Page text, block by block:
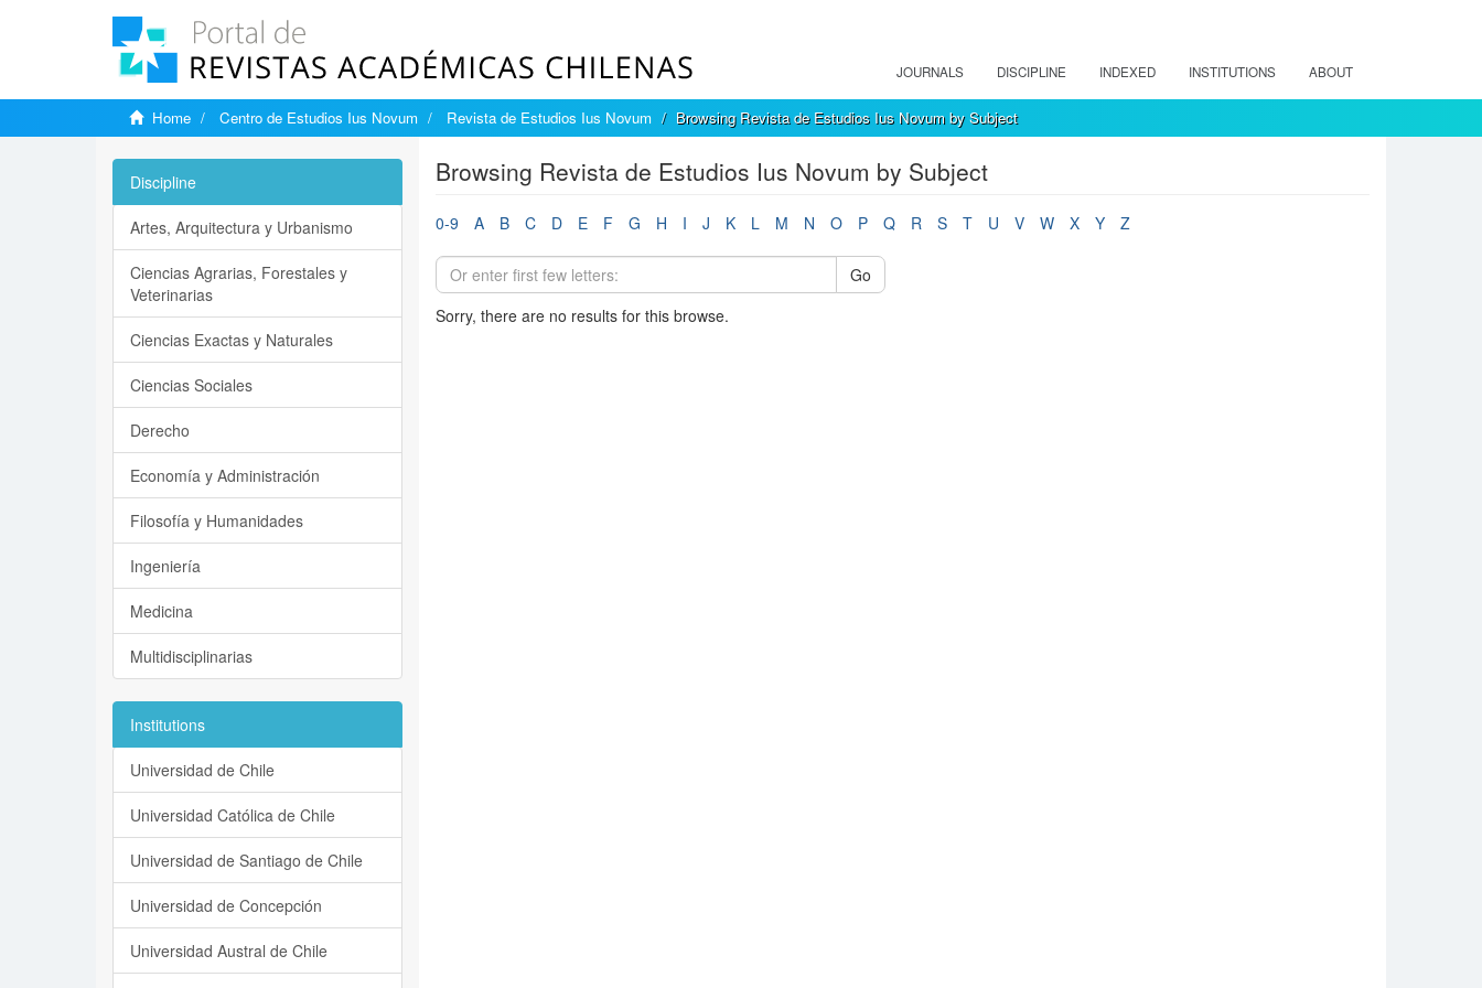
JOURNALS DISCIPLINE INDEXED INSTITUTIONS ABOUT
Home Centro de Estudios Ius Novum Revista de Estudios Ius Novum Browsing Revista de Estudios Ius Novum by Subject
Browsing Revista de Estudios Ius Novum by Subject
0-9 A B C D E F G H I J K L M N O P Q R S T U V W X Y Z
Go
Sorry, there are no results for this browse.
Discipline
Artes, Arquitectura y Urbanismo
Ciencias Agrarias, Forestales y
Veterinarias
Ciencias Exactas y Naturales
Ciencias Sociales
Derecho
Economía y Administración
Filosofía y Humanidades
Ingeniería
Medicina
Multidisciplinarias
Institutions
Universidad de Chile
Universidad Católica de Chile
Universidad de Santiago de Chile
Universidad de Concepción
Universidad Austral de Chile